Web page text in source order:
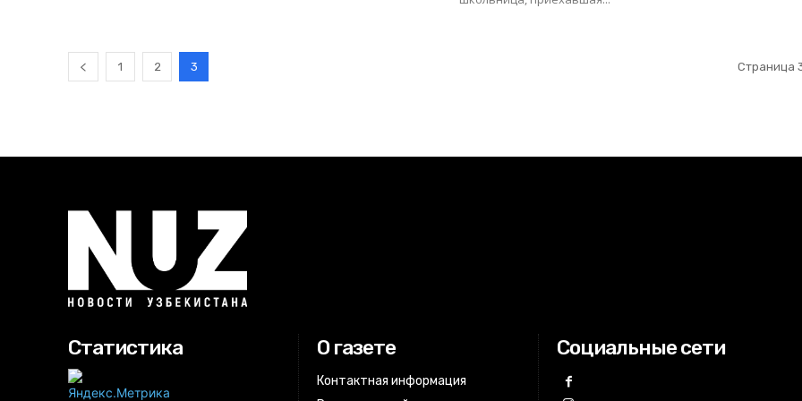
1 2 3 Страница
Статистика О газете
Контактная информация
Социальные сети